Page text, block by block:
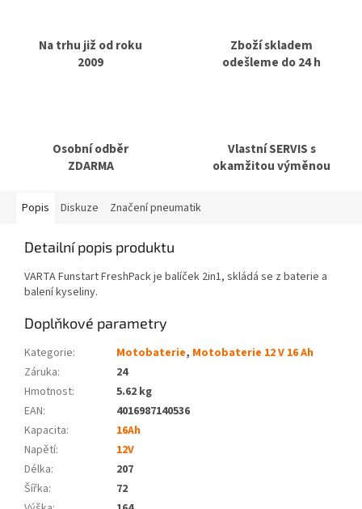
Na trhu již od roku
2009
Zboží skladem
odešleme do 24 h
Osobní odběr
ZDARMA
Vlastní SERVIS s
okamžitou výměnou
Popis Diskuze Značení pneumatik
Detailní popis produktu
VARTA Funstart FreshPack je balíček 2in1, skládá se z baterie a
balení kyseliny.
Doplňkové parametry
Kategorie: Motobaterie, Motobaterie 12 V 16 Ah
Záruka:
24
Hmotnost:
5.62 kg
EAN:
4016987140536
Kapacita:
16Ah
Napětí:
12V
Délka:
207
Šířka:
72